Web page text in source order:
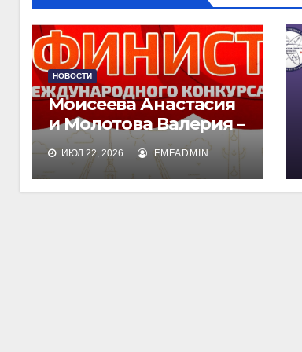
НОВОСТИ
Моисеева Анастасия
и Молотова Валерия –
лауреаты
международного
конкурса талантов
ИЮЛ 22, 2026 FMFADMIN